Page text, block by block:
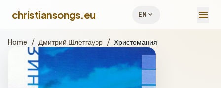
christiansongs.eu EN expand_more menu
Home / Дмитрий Шлетгауэр / Христомания